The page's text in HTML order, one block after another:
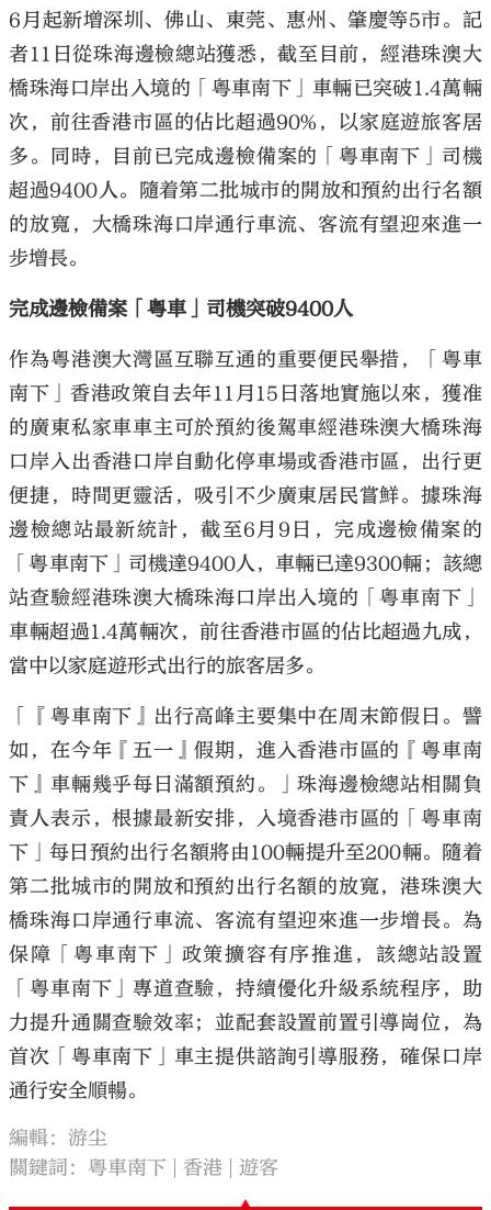
6月起新增深圳、佛山、東莞、惠州、肇慶等5市。記
者11日從珠海邊檢總站獲悉，截至目前，經港珠澳大
橋珠海口岸出入境的「粵車南下」車輛已突破1.4萬輛
次，前往香港市區的佔比超過90%，以家庭遊旅客居
多。同時，目前已完成邊檢備案的「粵車南下」司機
超過9400人。隨着第二批城市的開放和預約出行名額
的放寬，大橋珠海口岸通行車流、客流有望迎來進一
步增長。
完成邊檢備案「粵車」司機突破9400人
作為粵港澳大灣區互聯互通的重要便民舉措，「粵車
南下」香港政策自去年11月15日落地實施以來，獲准
的廣東私家車車主可於預約後駕車經港珠澳大橋珠海
口岸入出香港口岸自動化停車場或香港市區，出行更
便捷，時間更靈活，吸引不少廣東居民嘗鮮。據珠海
邊檢總站最新統計，截至6月9日，完成邊檢備案的
「粵車南下」司機達9400人，車輛已達9300輛；該總
站查驗經港珠澳大橋珠海口岸出入境的「粵車南下」
車輛超過1.4萬輛次，前往香港市區的佔比超過九成，
當中以家庭遊形式出行的旅客居多。
「『粵車南下』出行高峰主要集中在周末節假日。譬
如，在今年『五一』假期，進入香港市區的『粵車南
下』車輛幾乎每日滿額預約。」珠海邊檢總站相關負
責人表示，根據最新安排，入境香港市區的「粵車南
下」每日預約出行名額將由100輛提升至200輛。隨着
第二批城市的開放和預約出行名額的放寬，港珠澳大
橋珠海口岸通行車流、客流有望迎來進一步增長。為
保障「粵車南下」政策擴容有序推進，該總站設置
「粵車南下」專道查驗，持續優化升級系統程序，助
力提升通關查驗效率；並配套設置前置引導崗位，為
首次「粵車南下」車主提供諮詢引導服務，確保口岸
通行安全順暢。
編輯：游尘
關鍵詞： 粵車南下 香港 遊客